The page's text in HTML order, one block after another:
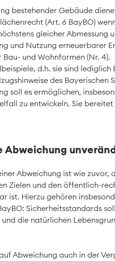
bestehender Gebäude
(Art. 6 BayBO)
gleicher Abmessung
und Nutzung erneuerbarer
und Wohnformen (Nr. 4).
d.h. sie sind
des Bayerischen
soll es ermöglichen,
zu entwickeln. Sie
Abweichung
Abweichung ist wie zuvor,
Zielen und den öffentlich-
ist. Hierzu gehören
Sicherheitsstandards
und die natürlichen
Abweichung auch in der